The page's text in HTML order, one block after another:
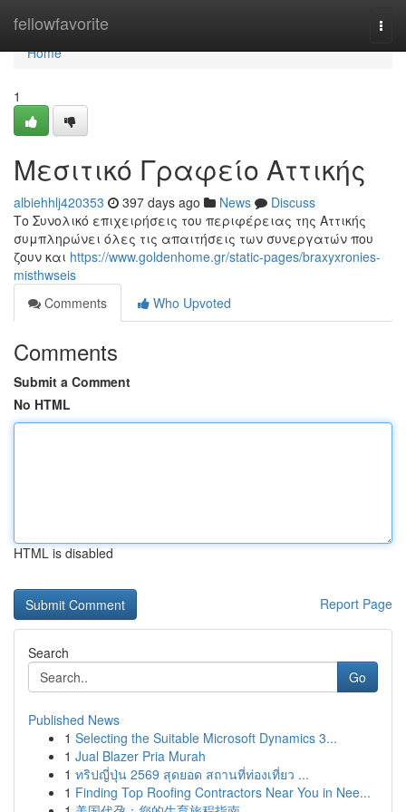
fellowfavorite
Home
Home
1
Μεσιτικό Γραφείο Αττικής
albiehhlj420353 397 days ago News
Discuss
Το Συνολικό επιχειρήσεις του περιφέρειας της Αττικής
συμπληρώνει όλες τις απαιτήσεις των συνεργατών που
ζουν και https://www.goldenhome.gr/static-pages/braxyxronies-
misthwseis
Comments
Who Upvoted
Comments
Submit a Comment
No HTML
HTML is disabled
Report Page
Search
Go
Published News
1 Selecting the Suitable Microsoft Dynamics 3...
1 Jual Blazer Pria Murah
1 ทริปญี่ปุ่น 2569 สุดยอด สถานที่ท่องเที่ยว ...
1 Finding Top Roofing Contractors Near You in Nee...